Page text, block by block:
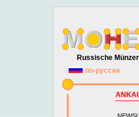
Russische
по-русски